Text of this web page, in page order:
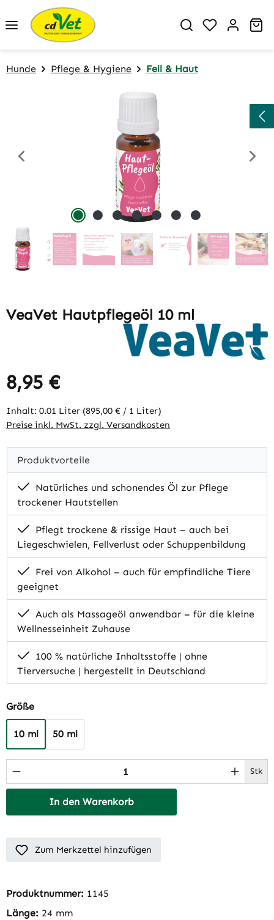
Zum Hauptinhalt springen
Du hast 0
Hunde Pflege & Hygiene Fell & Haut
Bildergalerie überspringen
VeaVet Hautpflegeöl 10 ml
Regulärer Preis:
8,95 €
Inhalt: 0.01 Liter (895,00 € / 1 Liter)
Preise inkl. MwSt. zzgl. Versandkosten
Produktvorteile
Natürliches und schonendes Öl zur Pflege
trockener Hautstellen
Pflegt trockene & rissige Haut – auch bei
Liegeschwielen, Fellverlust oder Schuppenbildung
Frei von Alkohol – auch für empfindliche Tiere
geeignet
Auch als Massageöl anwendbar – für die kleine
Wellnesseinheit Zuhause
100 % natürliche Inhaltsstoffe | ohne
Tierversuche | hergestellt in Deutschland
Größeauswählen
10 ml 50 ml
Produkt Anzahl: Gib den gewünschten Stk
In den Warenkorb
Zum Merkzettel hinzufügen
Produktnummer: 1145
Länge: 24 mm